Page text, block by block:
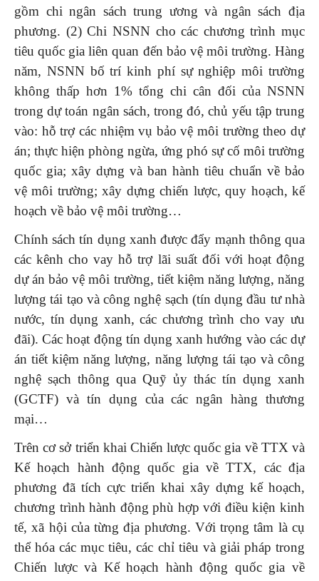
gồm chi ngân sách trung ương và ngân sách địa
phương. (2) Chi NSNN cho các chương trình mục
tiêu quốc gia liên quan đến bảo vệ môi trường. Hàng
năm, NSNN bố trí kinh phí sự nghiệp môi trường
không thấp hơn 1% tổng chi cân đối của NSNN
trong dự toán ngân sách, trong đó, chủ yếu tập trung
vào: hỗ trợ các nhiệm vụ bảo vệ môi trường theo dự
án; thực hiện phòng ngừa, ứng phó sự cố môi trường
quốc gia; xây dựng và ban hành tiêu chuẩn về bảo
vệ môi trường; xây dựng chiến lược, quy hoạch, kế
hoạch về bảo vệ môi trường…
Chính sách tín dụng xanh được đẩy mạnh thông qua
các kênh cho vay hỗ trợ lãi suất đối với hoạt động
dự án bảo vệ môi trường, tiết kiệm năng lượng, năng
lượng tái tạo và công nghệ sạch (tín dụng đầu tư nhà
nước, tín dụng xanh, các chương trình cho vay ưu
đãi). Các hoạt động tín dụng xanh hướng vào các dự
án tiết kiệm năng lượng, năng lượng tái tạo và công
nghệ sạch thông qua Quỹ ủy thác tín dụng xanh
(GCTF) và tín dụng của các ngân hàng thương
mại…
Trên cơ sở triển khai Chiến lược quốc gia về TTX và
Kế hoạch hành động quốc gia về TTX, các địa
phương đã tích cực triển khai xây dựng kế hoạch,
chương trình hành động phù hợp với điều kiện kinh
tế, xã hội của từng địa phương. Với trọng tâm là cụ
thể hóa các mục tiêu, các chỉ tiêu và giải pháp trong
Chiến lược và Kế hoạch hành động quốc gia về